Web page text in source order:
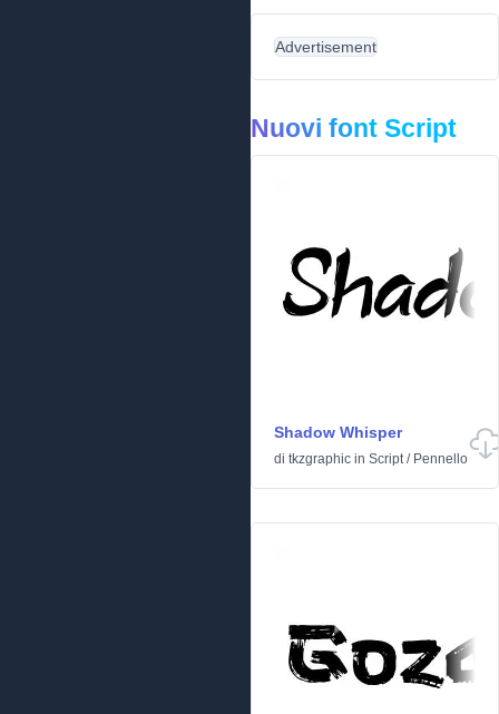
Advertisement
Nuovi font Script
Shadow Whisper
di tkzgraphic in Script/ Pennello